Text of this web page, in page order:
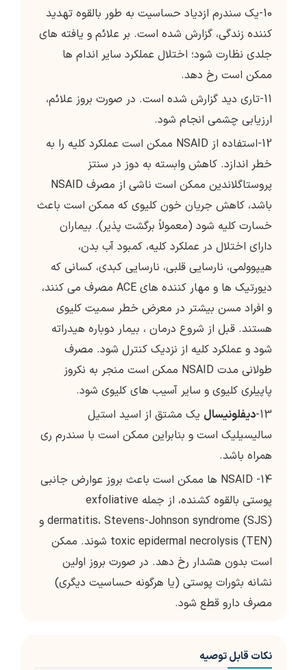
10-یک سندرم ازدیاد حساسیت به طور بالقوه تهدید
کننده زندگی، گزارش شده است. بر علائم و یافته های
جلدی نظارت شود؛ اختلال عملکرد سایر اندام ها
ممکن است رخ دهد.
11-تاری دید گزارش شده است. در صورت بروز علائم،
ارزیابی چشمی انجام شود.
12-استفاده از NSAID ممکن است عملکرد کلیه را به
خطر اندازد. کاهش وابسته به دوز در سنتز
پروستاگلاندین ممکن است ناشی از مصرف NSAID
باشد، کاهش جریان خون کلیوی که ممکن است باعث
خسارت کلیه شود (معمولاً برگشت پذیر). بیماران
دارای اختلال در عملکرد کلیه، کمبود آب بدن،
هیپوولمی، نارسایی قلبی، نارسایی کبدی، کسانی که
دیورتیک ها و مهار کننده های ACE مصرف می کنند،
و افراد مسن بیشتر در معرض خطر سمیت کلیوی
هستند. قبل از شروع درمان ، بیمار دوباره هیدراته
شود و عملکرد کلیه از نزدیک کنترل شود. مصرف
طولانی مدت NSAID ممکن است منجر به نکروز
پاپیلری کلیوی و سایر آسیب های کلیوی شود.
13- دیفلونیسال یک مشتق از اسید استیل
سالیسیلیک است و بنابراین ممکن است با سندرم ری
همراه باشد.
14- NSAID ها ممکن است باعث بروز عوارض جانبی
پوستی بالقوه کشنده، از جمله exfoliative
dermatitis، Stevens-Johnson syndrome (SJS) و
toxic epidermal necrolysis (TEN) شوند. ممکن
است بدون هشدار رخ دهد. در صورت بروز اولین
نشانه بثورات پوستی (یا هرگونه حساسیت دیگری)
مصرف دارو قطع شود.
نکات قابل توصیه